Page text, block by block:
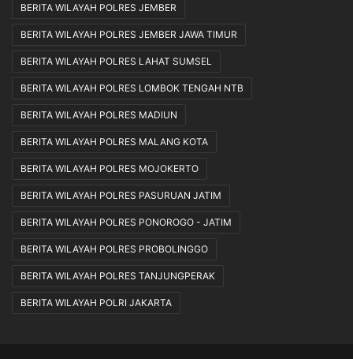
BERITA WILAYAH POLRES JEMBER
BERITA WILAYAH POLRES JEMBER JAWA TIMUR
BERITA WILAYAH POLRES LAHAT SUMSEL
BERITA WILAYAH POLRES LOMBOK TENGAH NTB
BERITA WILAYAH POLRES MADIUN
BERITA WILAYAH POLRES MALANG KOTA
BERITA WILAYAH POLRES MOJOKERTO
BERITA WILAYAH POLRES PASURUAN JATIM
BERITA WILAYAH POLRES PONOROGO - JATIM
BERITA WILAYAH POLRES PROBOLINGGO
BERITA WILAYAH POLRES TANJUNGPERAK
BERITA WILAYAH POLRI JAKARTA